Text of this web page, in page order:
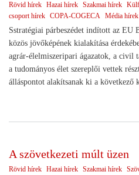
Rövid hírek Hazai hírek Szakmai hírek
csoport hírek COPA-COGECA Média hírek
Sstratégiai párbeszédet indított az EU
közös jövőképének kialakítása
agrár-élelmiszeripari ágazatok, a civil
a tudományos élet szereplői vettek
álláspontot alakítsanak ki a következő
A szövetkezeti múlt üzen
Rövid hírek Hazai hírek Szakmai hírek